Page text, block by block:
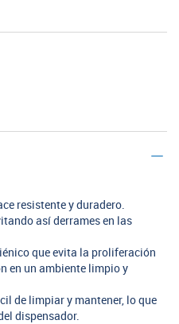
resistente y duradero.
así derrames en las
que evita la proliferación
en un ambiente limpio y
de limpiar y mantener, lo que
dispensador.